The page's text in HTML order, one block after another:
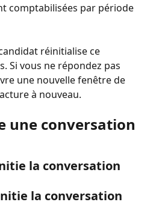
comptabilisées par période
réinitialise ce
Si vous ne répondez pas
une nouvelle fenêtre de
à nouveau.
une conversation
la conversation
la conversation